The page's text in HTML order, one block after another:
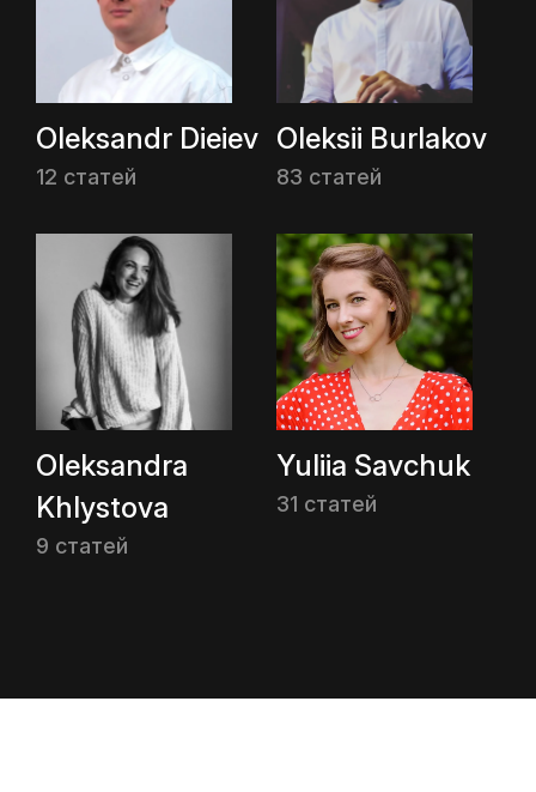
Oleksandr Dieiev
12 статей
Oleksii Burlakov
83 статей
Oleksandra
Khlystova
9 статей
Yuliia Savchuk
31 статей